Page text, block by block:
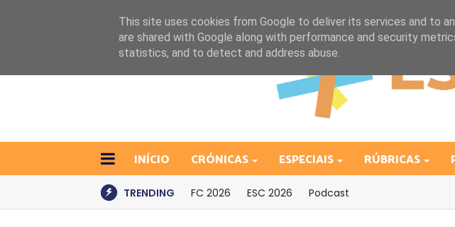
INÍCIO CRÓNICAS ESPECIAIS RÚBRICAS
TRENDING FC 2026 ESC 2026 Podcast
This site uses cookies from Google to deliver its services and to
are shared with Google along with performance and security
statistics, and to detect and address abuse.